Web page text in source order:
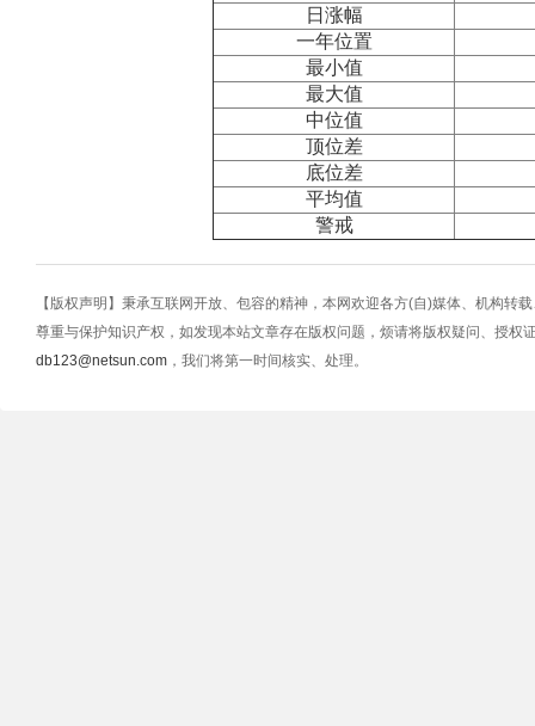
日涨幅
一年位置
最小值
最大值
中位值
顶位差
底位差
平均值
警戒
【版权声明】秉承互联网开放、包容的精神，本网欢迎各方(自)媒体、机构转
尊重与保护知识产权，如发现本站文章存在版权问题，烦请将版权疑问、授权
db123@netsun.com ，我们将第一时间核实、处理。